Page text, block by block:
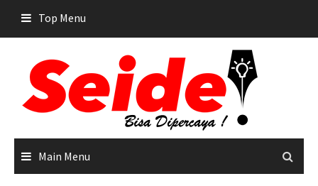
content
Top Menu
Main Menu